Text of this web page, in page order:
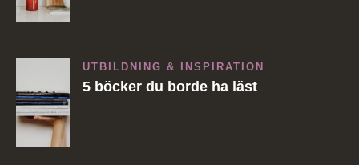
UTBILDNING & INSPIRATION
5 böcker du borde ha läst